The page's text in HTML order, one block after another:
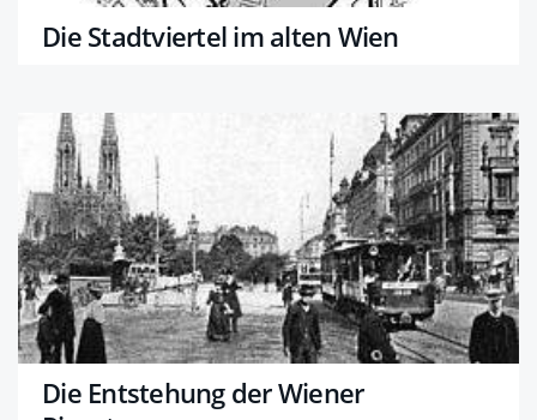
Die Stadtviertel im alten Wien
Die Entstehung der Wiener